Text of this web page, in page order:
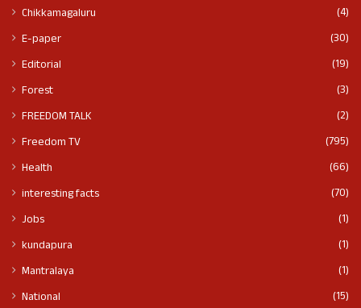
Chikkamagaluru
(4)
E-paper
(30)
Editorial
(19)
Forest
(3)
FREEDOM TALK
(2)
Freedom TV
(795)
Health
(66)
interesting facts
(70)
Jobs
(1)
kundapura
(1)
Mantralaya
(1)
National
(15)